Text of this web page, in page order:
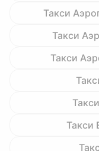
Такси
Такси
Такси
Такси